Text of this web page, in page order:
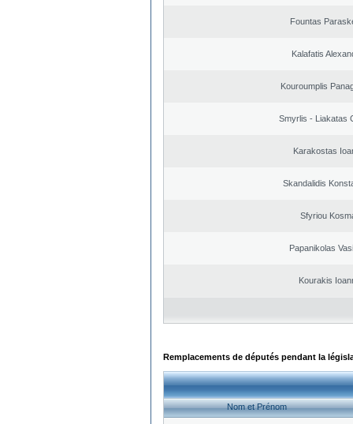
Fountas
Kalafatis
Kouroumplis
Smyrlis - Liakatas
Karakostas
Skandalidis
Sfyriou
Papanikolas
Kourakis
Remplacements de députés pendant la
Nom et Prénom